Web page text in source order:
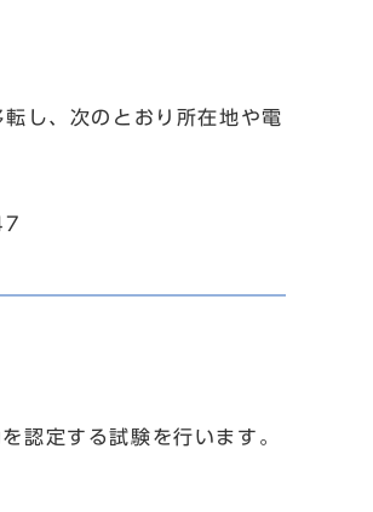
し、次のとおり所在地や電
認定する試験を行います。